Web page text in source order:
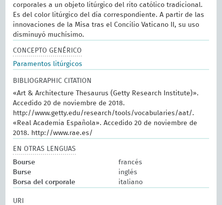
corporales a un objeto litúrgico del rito católico tradicional.
Es del color litúrgico del día correspondiente. A partir de las
innovaciones de la Misa tras el Concilio Vaticano II, su uso
disminuyó muchísimo.
CONCEPTO GENÉRICO
Paramentos litúrgicos
BIBLIOGRAPHIC CITATION
«Art & Architecture Thesaurus (Getty Research Institute)».
Accedido 20 de noviembre de 2018.
http://www.getty.edu/research/tools/vocabularies/aat/.
«Real Academia Española». Accedido 20 de noviembre de
2018. http://www.rae.es/
EN OTRAS LENGUAS
Bourse
francés
Burse
inglés
Borsa del corporale
italiano
URI